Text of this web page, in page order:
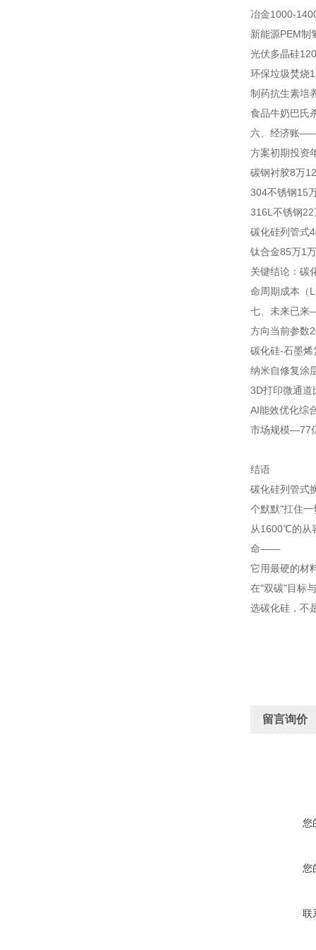
冶金1000-
新能源PEM制
光伏多晶硅
环保垃圾焚烧
制药抗生素培
食品牛奶巴氏
六、经济账
方案初期投资
碳钢衬胶8万
304不锈钢15
316L不锈钢22
碳化硅列管式
钛合金85万1万
关键结论：碳
命周期成本（
七、未来已来
方向当前参数
碳化硅-石墨烯
纳米自修复涂
3D打印微通道
AI能效优化综
市场规模—77
结语
碳化硅列管式
个默默"扛住
从1600℃的从
命——
它用最硬的材
在"双碳"目标
选碳化硅，不
留言询价
您
您
联